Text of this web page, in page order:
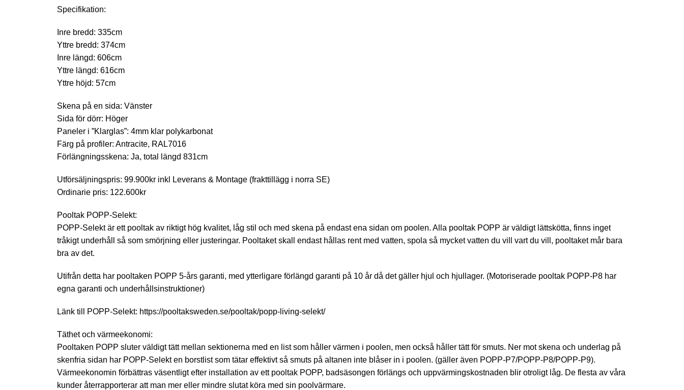
Specifikation:
Inre bredd: 335cm
Yttre bredd: 374cm
Inre längd: 606cm
Yttre längd: 616cm
Yttre höjd: 57cm
Skena på en sida: Vänster
Sida för dörr: Höger
Paneler i ”Klarglas”: 4mm klar polykarbonat
Färg på profiler: Antracite, RAL7016
Förlängningsskena: Ja, total längd 831cm
Utförsäljningspris: 99.900kr inkl Leverans & Montage (frakttillägg i norra SE)
Ordinarie pris: 122.600kr
Pooltak POPP-Selekt:
POPP-Selekt är ett pooltak av riktigt hög kvalitet, låg stil och med skena på endast ena sidan om poolen. Alla pooltak POPP är väldigt lättskötta, finns inget
tråkigt underhåll så som smörjning eller justeringar. Pooltaket skall endast hållas rent med vatten, spola så mycket vatten du vill vart du vill, pooltaket mår bara
bra av det.
Utifrån detta har pooltaken POPP 5-års garanti, med ytterligare förlängd garanti på 10 år då det gäller hjul och hjullager. (Motoriserade pooltak POPP-P8 har
egna garanti och underhållsinstruktioner)
Länk till POPP-Selekt: https://pooltaksweden.se/pooltak/popp-living-selekt/
Täthet och värmeekonomi:
Pooltaken POPP sluter väldigt tätt mellan sektionerna med en list som håller värmen i poolen, men också håller tätt för smuts. Ner mot skena och underlag på
skenfria sidan har POPP-Selekt en borstlist som tätar effektivt så smuts på altanen inte blåser in i poolen. (gäller även POPP-P7/POPP-P8/POPP-P9).
Värmeekonomin förbättras väsentligt efter installation av ett pooltak POPP, badsäsongen förlängs och uppvärmingskostnaden blir otroligt låg. De flesta av våra
kunder återrapporterar att man mer eller mindre slutat köra med sin poolvärmare.